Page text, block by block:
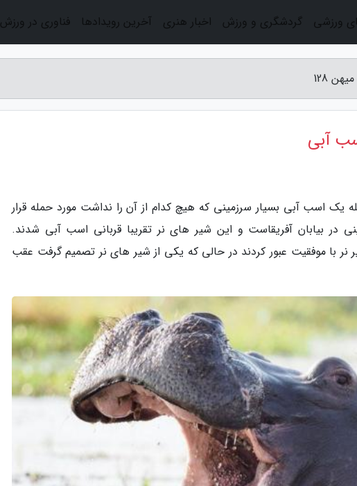
128
آبی
های نر به وسیله یک اسب آبی بسیار سرزمینی که هیچ کدام از آن را نداشت مورد حمله قرار
در بیابان آفریقاست و این شیر های نر تقریبا قربانی اسب آبی شدند.
نر با موفقیت عبور کردند در حالی که یکی از شیر های نر تصمیم گرفت عقب
ورزشی گردشگری و ورزش اخبار هنری آخرین رویدادها فناوری در ورزش